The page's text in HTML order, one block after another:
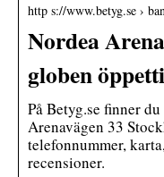
http s://www.betyg.se ›
Nordea
globen
På Betyg.se finner
Arenavägen 33
telefonnummer,
recensioner.